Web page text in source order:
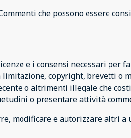
che possono essere
e i consensi necessari per
copyright, brevetti o
o altrimenti illegale che
o presentare attività
modificare e autorizzare altri